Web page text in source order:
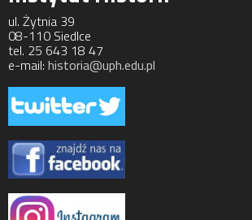
ul. Żytnia
08-110 Siedlce
tel. 25 643 18 47
e-mail: historia@uph.edu.pl